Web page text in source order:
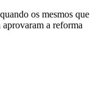
os mesmos que
aprovaram a reforma